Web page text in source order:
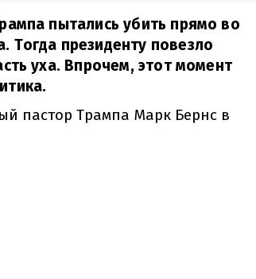
пытались убить прямо во
Тогда президенту повезло
уха. Впрочем, этот момент
пастор Трампа Марк Бернс в